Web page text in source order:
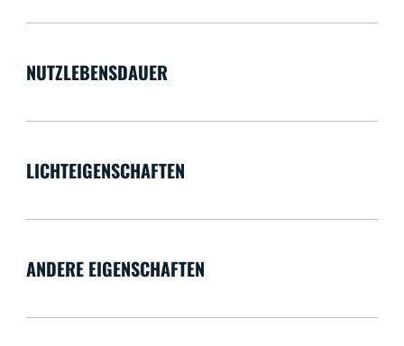
NUTZLEBENSDAUER
LICHTEIGENSCHAFTEN
ANDERE EIGENSCHAFTEN